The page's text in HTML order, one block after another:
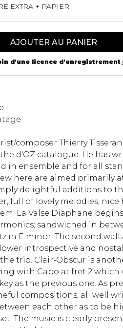
EXTRA + PAPIER
AJOUTER AU PANIER
d'une licence d'enregistrement
composer Thierry
d'OZ catalogue. He has
in ensemble and for all
here are aimed primarily
delightful additions to
full of lovely melodies, nice
La Valse Diaphane
sandwiched in
in E minor. The second
introspective and
the trio. Clair-Obscur is
with Capo at fret 2
as the previous one. As
compositions, all well
each other as to be
The music is clearly